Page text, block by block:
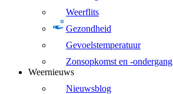
Weerflits
Gezondheid
Gevoelstemperatuur
Zonsopkomst en -ondergang
Weernieuws
Nieuwsblog